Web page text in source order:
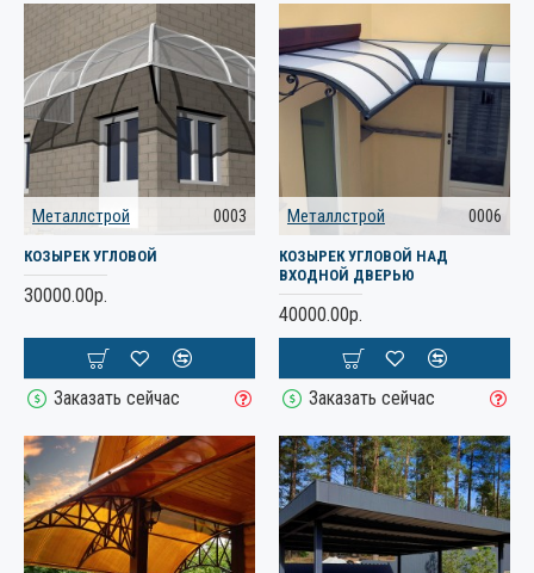
Металлстрой 0003
КОЗЫРЕК УГЛОВОЙ
30000.00р.
Заказать сейчас
Металлстрой 0006
КОЗЫРЕК УГЛОВОЙ НАД
ВХОДНОЙ ДВЕРЬЮ
40000.00р.
Заказать сейчас